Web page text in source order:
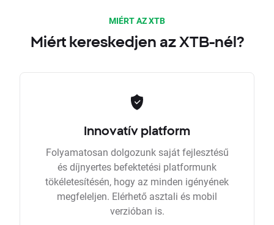
MIÉRT AZ XTB
Miért kereskedjen az XTB-nél?
Innovatív platform
Folyamatosan dolgozunk saját fejlesztésű
és díjnyertes befektetési platformunk
tökéletesítésén, hogy az minden igényének
megfeleljen. Elérhető asztali és mobil
verzióban is.